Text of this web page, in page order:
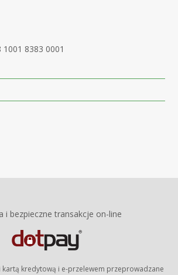
8383 0001
i bezpieczne transakcje on-line
kartą kredytową i e-przelewem przeprowadzane